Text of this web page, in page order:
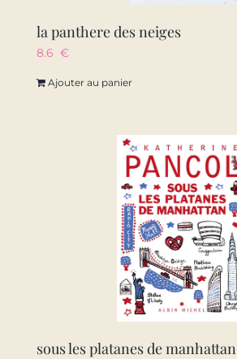
la panthere des neiges
8.6 €
Ajouter au panier
sous les platanes de manhattan